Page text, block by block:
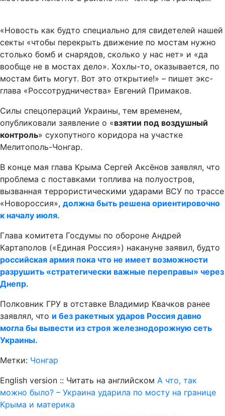
«Новость как будто специально для свидетелей нашей
секты «чтобы перекрыть движение по мостам нужно
столько бомб и снарядов, сколько у нас нет» и «да
вообще не в мостах дело». Хохлы-то, оказывается, по
мостам бить могут. Вот это открытие!» – пишет экс-
глава «Россотрудничества» Евгений Примаков.
Силы спецопераций Украины, тем временем,
опубликовали заявление о «взятии под воздушный
контроль» сухопутного коридора на участке
Мелитополь-Чонгар.
В конце мая глава Крыма Сергей Аксёнов заявлял, что
проблема с поставками топлива на полуостров,
вызванная террористическими ударами ВСУ по трассе
«Новороссия», должна быть решена ориентировочно
к началу июля.
Глава комитета Госдумы по обороне Андрей
Картаполов («Единая Россия») накануне заявил, будто
российская армия пока что не имеет возможности
разрушить «стратегически важные переправы» через
Днепр.
Полковник ГРУ в отставке Владимир Квачков ранее
заявлял, что и без ракетных ударов Россия давно
могла бы вывести из строя железнодорожную сеть
Украины.
Метки: Чонгар
English version :: Читать на английском А что, так
можно было? – Украина ударила по мосту на границе
Крыма и материка